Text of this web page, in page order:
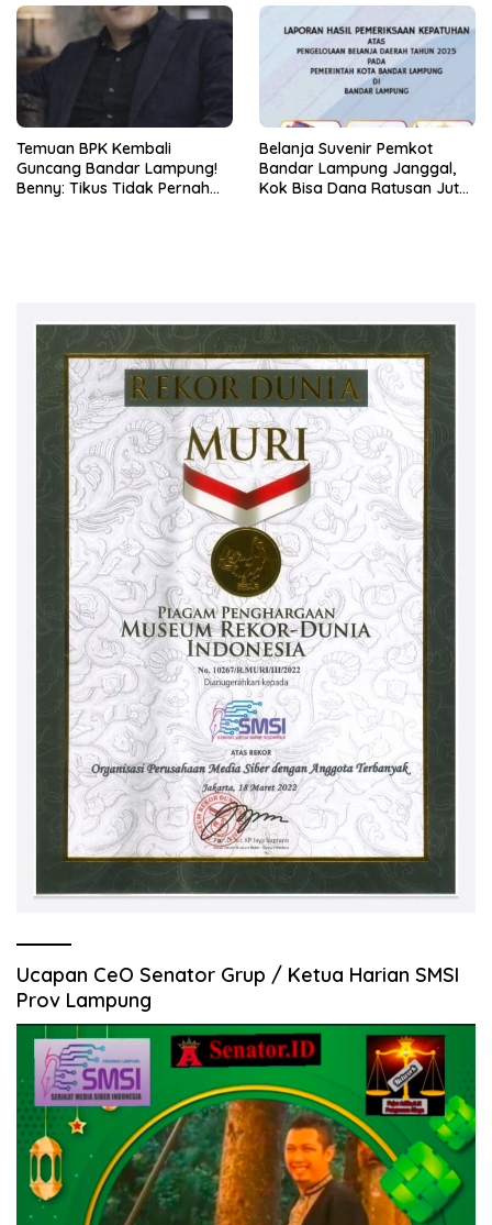
Temuan BPK Kembali
Guncang Bandar Lampung!
Benny: Tikus Tidak Pernah
Belanja Suvenir Pemkot
Bandar Lampung Janggal,
Kok Bisa Dana Ratusan Juta
Ucapan CeO Senator Grup / Ketua Harian SMSI
Prov Lampung